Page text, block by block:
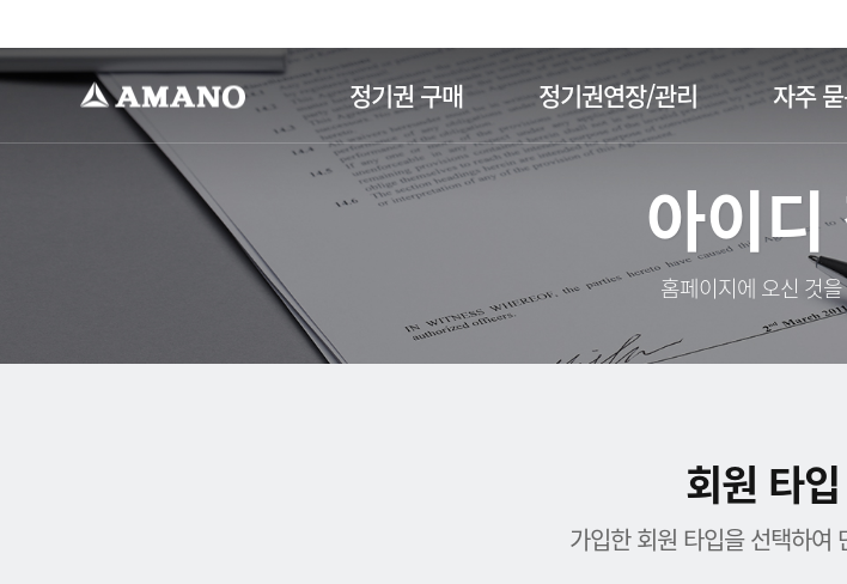
정기권 구매 정기권연장/관리 자주
아이
홈페이지에 오신 것
회원 타
가입한 회원 타입을 선택하여